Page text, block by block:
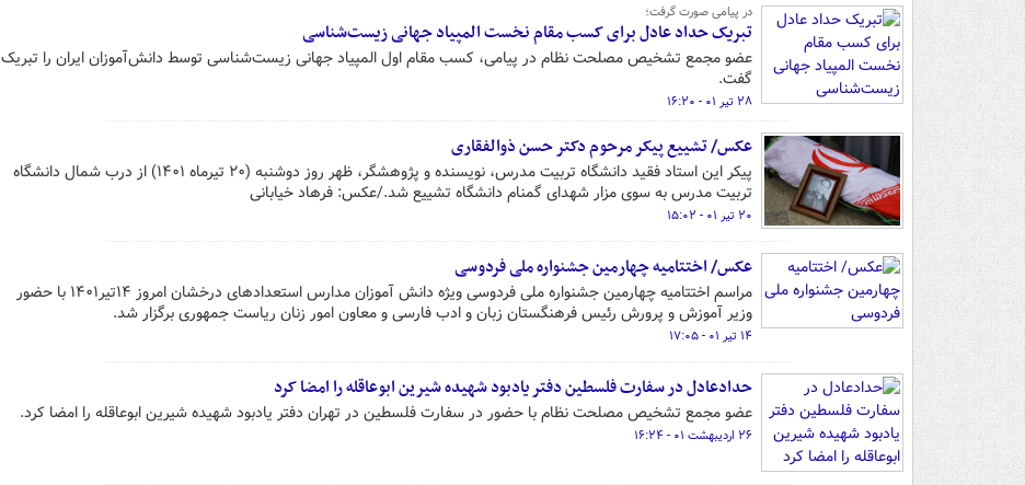
در پیامی صورت گرفت؛
تبریک حداد عادل برای کسب مقام نخست المپیاد جهانی زیست‌شناسی
عضو مجمع تشخیص مصلحت نظام در پیامی، کسب مقام اول المپیاد جهانی زیست‌شناسی توسط دانش‌آموزان ایران را تبریک
گفت.
۲۸ تیر ۰۱ - ۱۶:۲۰
عکس/ تشییع پیکر مرحوم دکتر حسن ذوالفقاری
پیکر این استاد فقید دانشگاه تربیت مدرس، نویسنده و پژوهشگر، ظهر روز دوشنبه (۲۰ تیرماه ۱۴۰۱) از درب شمال دانشگاه
تربیت مدرس به سوی مزار شهدای گمنام دانشگاه تشییع شد./عکس: فرهاد خیابانی
۲۰ تیر ۰۱ - ۱۵:۰۲
عکس/ اختتامیه چهارمین جشنواره ملی فردوسی
مراسم اختتامیه چهارمین جشنواره ملی فردوسی ویژه دانش آموزان مدارس استعدادهای درخشان امروز ۱۴تیر۱۴۰۱ با حضور
وزیر آموزش و پرورش رئیس فرهنگستان زبان و ادب فارسی و معاون امور زنان ریاست جمهوری برگزار شد.
۱۴ تیر ۰۱ - ۱۷:۰۵
حدادعادل در سفارت فلسطین دفتر یادبود شهیده شیرین ابوعاقله را امضا کرد
عضو مجمع تشخیص مصلحت نظام با حضور در سفارت فلسطین در تهران دفتر یادبود شهیده شیرین ابوعاقله را امضا کرد.
۲۶ اردیبهشت ۰۱ - ۱۶:۲۴